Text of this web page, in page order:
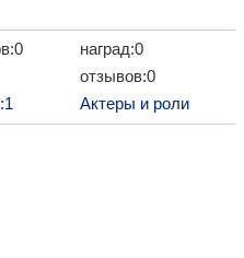
наград:0
отзывов:0
Актеры и роли